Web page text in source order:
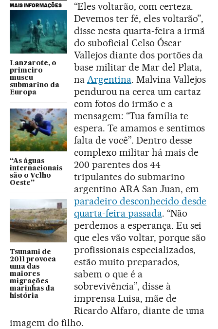
MAIS INFORMAÇÕES
Lanzarote, o
primeiro
museu
submarino da
Europa
“As águas
internacionais
são o Velho
Oeste”
Tsunami de
2011 provoca
uma das
maiores
migrações
marinhas da
história
“Eles voltarão, com certeza.
Devemos ter fé, eles voltarão”,
disse nesta quarta-feira a irmã
do suboficial Celso Óscar
Vallejos diante dos portões da
base militar de Mar del Plata,
na Argentina. Malvina Vallejos
pendurou na cerca um cartaz
com fotos do irmão e a
mensagem: “Tua família te
espera. Te amamos e sentimos
falta de você”. Dentro desse
complexo militar há mais de
200 parentes dos 44
tripulantes do submarino
argentino ARA San Juan, em
paradeiro desconhecido desde
quarta-feira passada. “Não
perdemos a esperança. Eu sei
que eles vão voltar, porque são
profissionais especializados,
estão muito preparados,
sabem o que é a
sobrevivência”, disse à
imprensa Luisa, mãe de
Ricardo Alfaro, diante de uma
imagem do filho.